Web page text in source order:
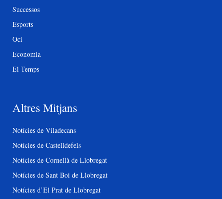
Successos
Esports
Oci
Economia
El Temps
Altres Mitjans
Notícies de Viladecans
Notícies de Castelldefels
Notícies de Cornellà de Llobregat
Notícies de Sant Boi de Llobregat
Notícies d’El Prat de Llobregat